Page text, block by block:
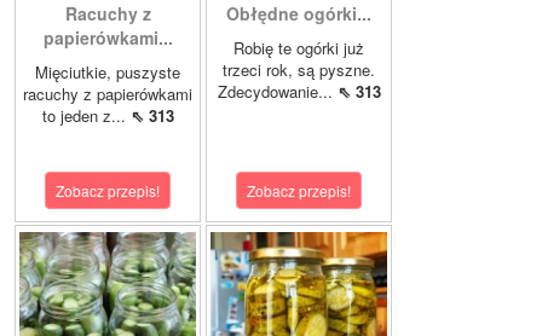
Racuchy z
papierówkami...
Mięciutkie, puszyste
racuchy z papierówkami
to jeden z... ⇖ 313
Zobacz przepis!
Obłędne ogórki...
Robię te ogórki już
trzeci rok, są pyszne.
Zdecydowanie... ⇖ 313
Zobacz przepis!